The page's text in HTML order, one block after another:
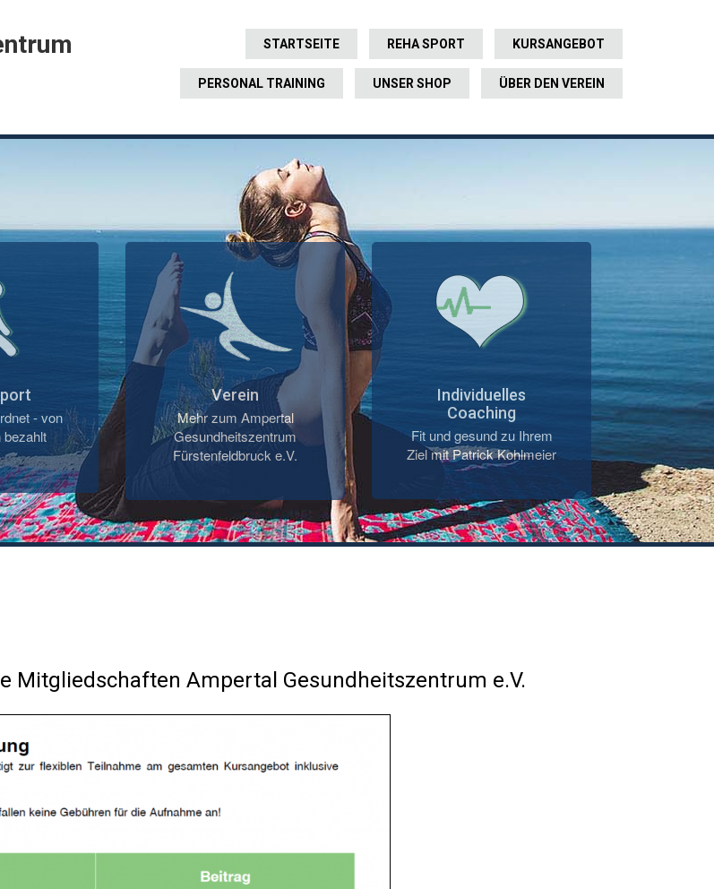
STARTSEITE REHA SPORT KURSANGEBOT
PERSONAL TRAINING UNSER SHOP ÜBER DEN VEREIN
- von
bezahlt
Verein
Mehr zum Ampertal
Gesundheitszentrum
Fürstenfeldbruck e.V.
Individuelles
Coaching
Fit und gesund zu Ihrem
Ziel mit Patrick Kohlmeier
Mitgliedschaften Ampertal Gesundheitszentrum e.V.